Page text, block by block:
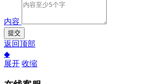
内容
提交
返回顶部
◆
展开 收缩